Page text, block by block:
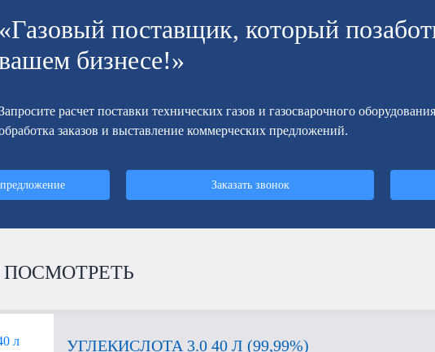
«Газовый поставщик, который
бизнесе!»
расчет поставки технических газов и газосварочного
заказов и выставление коммерческих предложений.
Заказать звонок
УГЛЕКИСЛОТА 3.0 40 Л (99,99%)